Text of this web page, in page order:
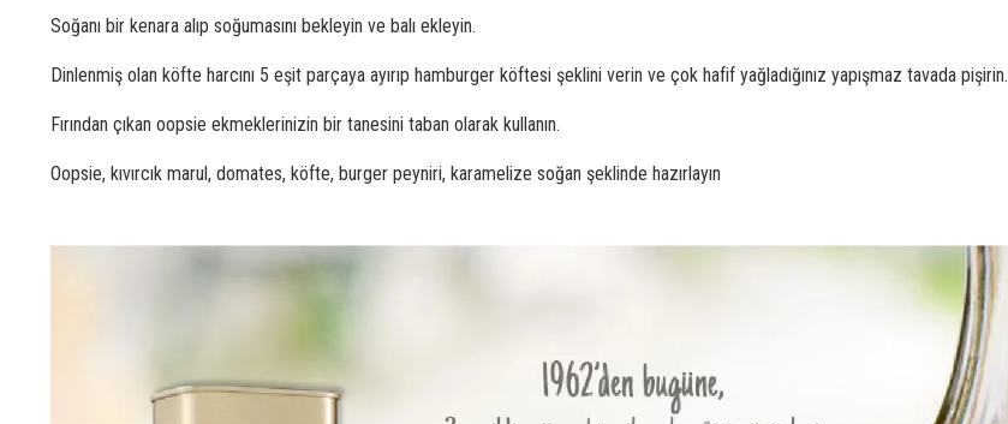
Soğanı bir kenara alıp soğumasını bekleyin ve balı ekleyin.
Dinlenmiş olan köfte harcını 5 eşit parçaya ayırıp hamburger köftesi şeklini verin ve çok hafif yağladığınız yapışmaz tavada pişirin.
Fırından çıkan oopsie ekmeklerinizin bir tanesini taban olarak kullanın.
Oopsie, kıvırcık marul, domates, köfte, burger peyniri, karamelize soğan şeklinde hazırlayın